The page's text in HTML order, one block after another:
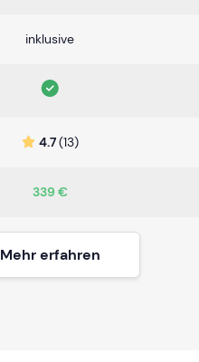
inklusive
4.7(13)
339 €
Mehr erfahren